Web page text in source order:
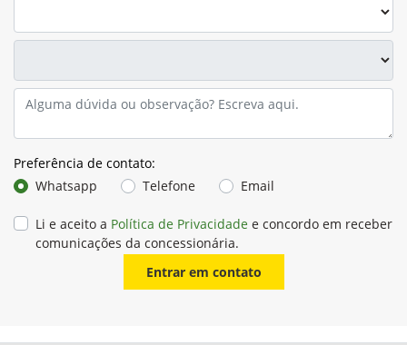
Preferência de contato:
Whatsapp
Telefone Email
Li e aceito a Política de Privacidade e concordo em receber
comunicações da concessionária.
Entrar em contato